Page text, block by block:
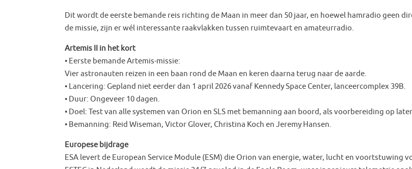
Dit wordt de eerste bemande reis richting de Maan in meer dan 50 jaar, en hoewel hamradio geen
de missie, zijn er wél interessante raakvlakken tussen ruimtevaart en amateurradio.
Artemis II in het kort
• Eerste bemande Artemis-missie:
Vier astronauten reizen in een baan rond de Maan en keren daarna terug naar de aarde.
• Lancering: Gepland niet eerder dan 1 april 2026 vanaf Kennedy Space Center, lanceercomplex 39B.
• Duur: Ongeveer 10 dagen.
• Doel: Test van alle systemen van Orion en SLS met bemanning aan boord, als voorbereiding op
• Bemanning: Reid Wiseman, Victor Glover, Christina Koch en Jeremy Hansen.
Europese bijdrage
ESA levert de European Service Module (ESM) die Orion van energie, water, lucht en voortstuwing